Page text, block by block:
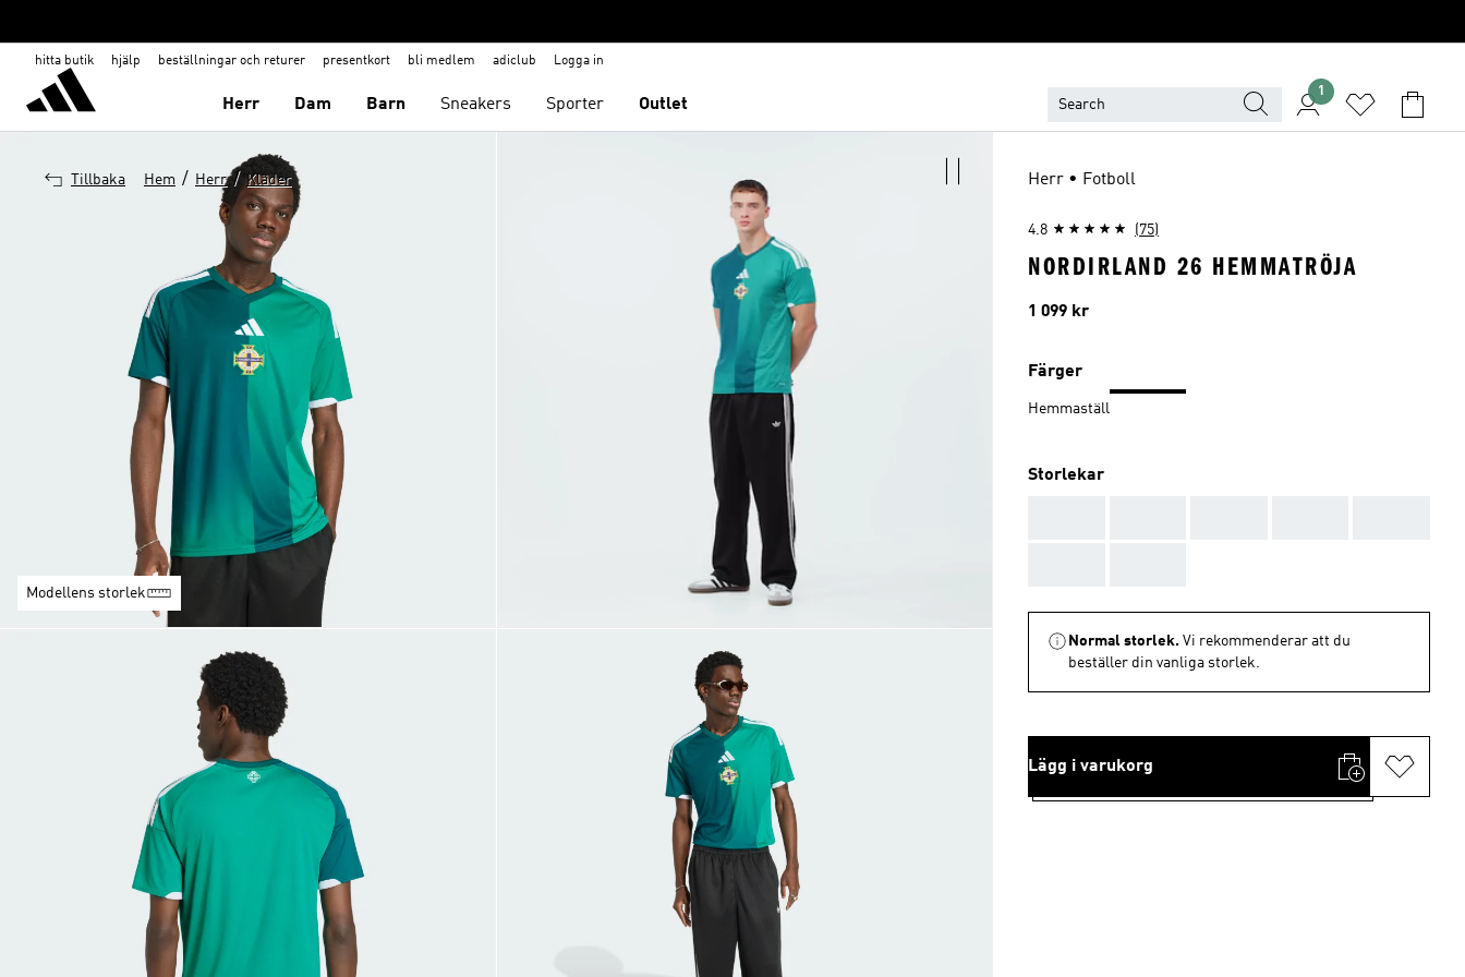
hitta butik hjälp beställningar och returer presentkort bli medlem adiclub Logga in
Herr Dam Barn Sneakers Sporter Outlet
1
Tillbaka Hem / Herr / Kläder
Modellens storlek
Herr • Fotboll
4.8 (75)
NORDIRLAND 26 HEMMATRÖJA
Pris
1 099 kr
Färger
Hemmaställ
Storlekar
Normal storlek. Vi rekommenderar att du
beställer din vanliga storlek.
Lägg i varukorg